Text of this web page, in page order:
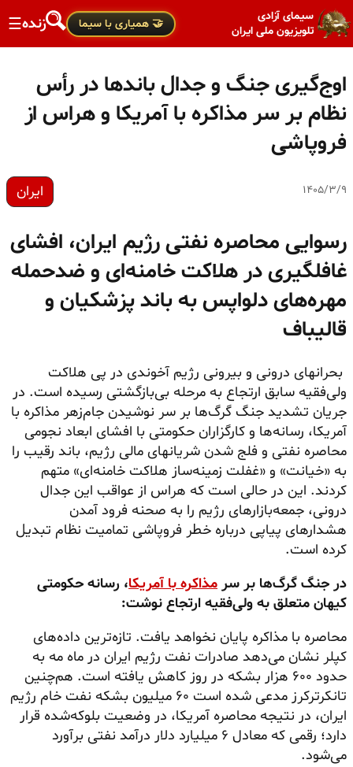
سیمای آزادی
تلویزیون ملی ایران
🤝 همیاری با سیما زنده☰
اوج‌گیری جنگ و جدال باندها در رأس
نظام بر سر مذاکره با آمریکا و هراس از
فروپاشی
۱۴۰۵/۳/۹ ایران
رسوایی محاصره نفتی رژیم ایران، افشای
غافلگیری در هلاکت خامنه‌ای و ضدحمله
مهره‌های دلواپس به باند پزشکیان و
قالیباف
بحرانهای درونی و بیرونی رژیم آخوندی در پی هلاکت
ولی‌فقیه سابق ارتجاع به مرحله بی‌بازگشتی رسیده است. در
جریان تشدید جنگ گرگ‌ها بر سر نوشیدن جام‌زهر مذاکره با
آمریکا، رسانه‌ها و کارگزاران حکومتی با افشای ابعاد نجومی
محاصره نفتی و فلج شدن شریانهای مالی رژیم، باند رقیب را
به «خیانت» و «غفلت زمینه‌ساز هلاکت خامنه‌ای» متهم
کردند. این در حالی است که هراس از عواقب این جدال
درونی، جمعه‌بازارهای رژیم را به صحنه فرود آمدن
هشدارهای پیاپی درباره خطر فروپاشی تمامیت نظام تبدیل
کرده است.
در جنگ گرگ‌ها بر سر مذاکره با آمریکا، رسانه حکومتی
کیهان متعلق به ولی‌فقیه ارتجاع نوشت:
محاصره با مذاکره پایان نخواهد یافت. تازه‌ترین داده‌های
کپلر نشان می‌دهد صادرات نفت رژیم ایران در ماه مه به
حدود ۶۰۰ هزار بشکه در روز کاهش یافته است. هم‌چنین
تانکرترکرز مدعی شده است ۶۰ میلیون بشکه نفت خام رژیم
ایران، در نتیجه محاصره آمریکا، در وضعیت بلوکه‌شده قرار
دارد؛ رقمی که معادل ۶ میلیارد دلار درآمد نفتی برآورد
می‌شود.